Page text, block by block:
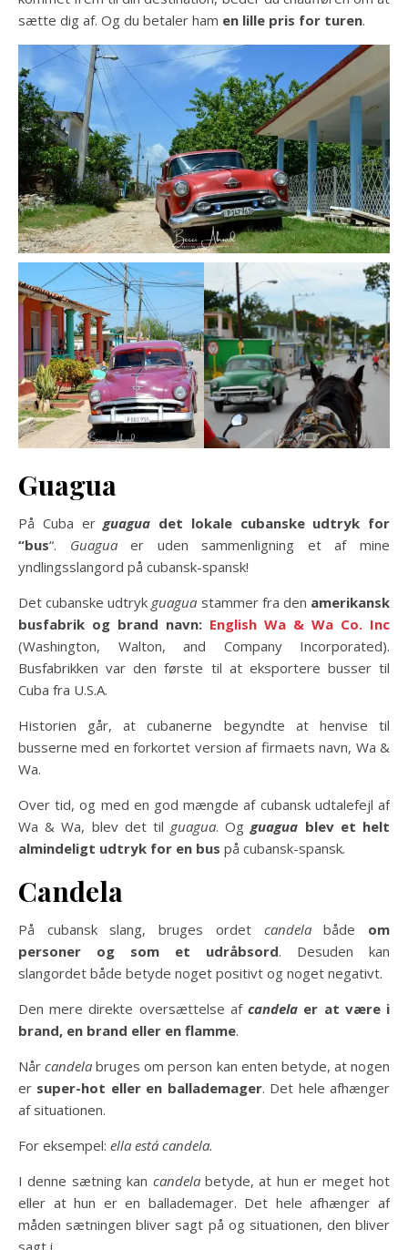
sætte dig af. Og du betaler ham en lille pris for turen.
Guagua
På Cuba erguagua det lokale cubanske udtryk for
“bus“. Guaguaer uden sammenligning et af mine
yndlingsslangord på cubansk-spansk!
Det cubanske udtryk guagua stammer fra den amerikansk
busfabrik og brand navn: English Wa & Wa Co. Inc
(Washington, Walton, and Company Incorporated).
Busfabrikken var den første til at eksportere busser til
Cuba fra U.S.A.
Historien går, at cubanerne begyndte at henvise til
busserne med en forkortet version af firmaets navn, Wa &
Wa.
Over tid, og med en god mængde af cubansk udtalefejl af
Wa & Wa, blev det til guagua. Og guagua blev et helt
almindeligt udtryk for en bus på cubansk-spansk.
Candela
På cubansk slang, bruges ordet candelabåde om
personer og som et udråbsord. Desuden kan
slangordet både betyde noget positivt og noget negativt.
Den mere direkte oversættelse afcandela er at være i
brand, en brand eller en flamme.
Nårcandela bruges om person kan enten betyde, at nogen
er super-hot eller en ballademager. Det hele afhænger
af situationen.
For eksempel: ella está candela.
I denne sætning kan candelabetyde, at hun er meget hot
eller at hun er en ballademager. Det hele afhænger af
måden sætningen bliver sagt på og situationen, den bliver